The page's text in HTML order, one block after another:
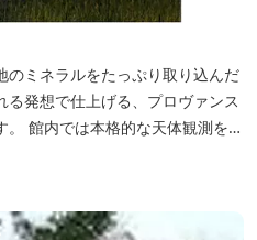
ミネラルをたっぷり取り込んだ
発想で仕上げる、プロヴァンス
館内では本格的な天体観測を日
空を星空コンシェルジュがご案